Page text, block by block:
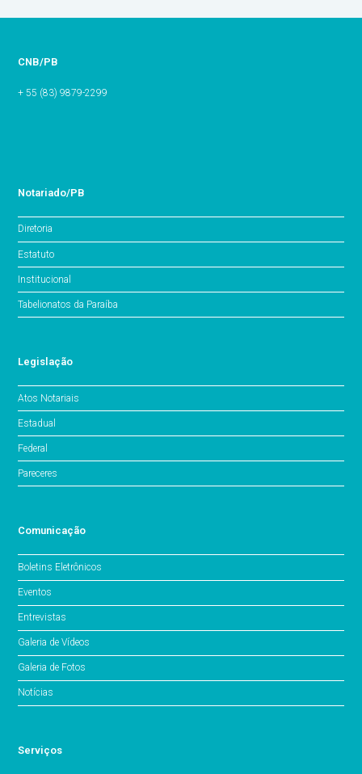
CNB/PB
+ 55 (83) 9879-2299
Notariado/PB
Diretoria
Estatuto
Institucional
Tabelionatos da Paraíba
Legislação
Atos Notariais
Estadual
Federal
Pareceres
Comunicação
Boletins Eletrônicos
Eventos
Entrevistas
Galeria de Vídeos
Galeria de Fotos
Notícias
Serviços